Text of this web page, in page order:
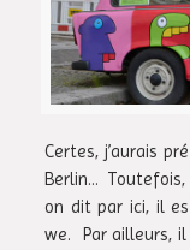
Certes, j’aurais
Berlin…
on dit par ici, il
we. Par ailleurs, il